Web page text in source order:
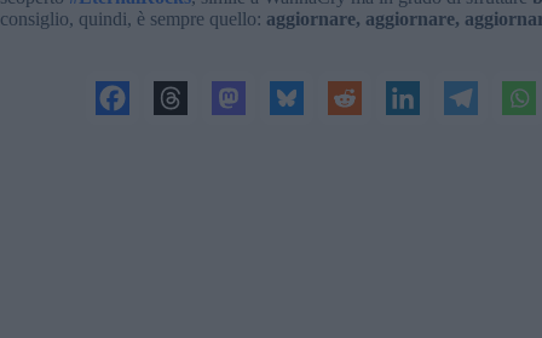
consiglio, quindi, è sempre quello: aggiornare, aggiornare,